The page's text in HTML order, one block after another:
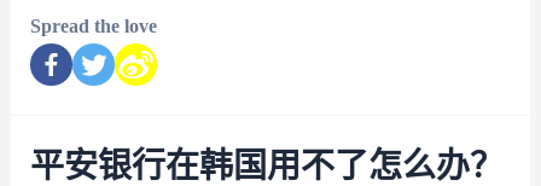
Spread the love
平安银行在韩国用不了怎么办？